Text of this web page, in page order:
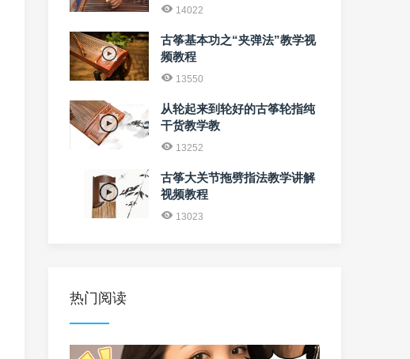
14022
古筝基本功之“夹弹法”教学视
频教程
13550
从轮起来到轮好的古筝轮指纯
干货教学教
13252
古筝大关节拖劈指法教学讲解
视频教程
13023
热门阅读